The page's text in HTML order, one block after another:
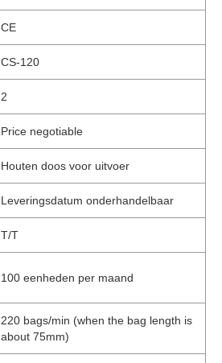
CE
CS-120
2
Price negotiable
Houten doos voor uitvoer
Leveringsdatum onderhandelbaar
T/T
100 eenheden per maand
220 bags/min (when the bag length is
about 75mm)